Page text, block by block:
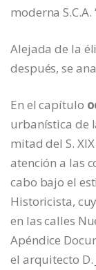
moderna S.C.A.
Alejada de la
después, se
En el capítulo
urbanística de
mitad del S.
atención a las
cabo bajo el
Historicista,
en las calles
Apéndice
el arquitecto D.